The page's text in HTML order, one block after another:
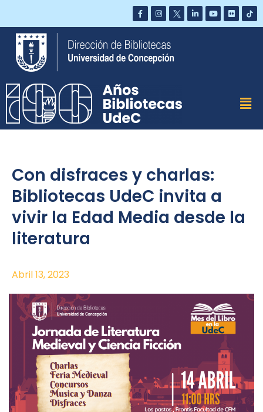
Saltar
contenido
Con disfraces y charlas:
Bibliotecas UdeC invita a
vivir la Edad Media desde la
literatura
Abril 13, 2023